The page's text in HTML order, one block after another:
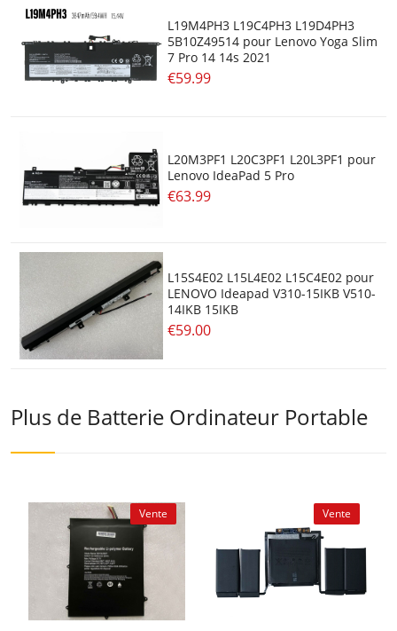
L19M4PH3 L19C4PH3 L19D4PH3
5B10Z49514 pour Lenovo Yoga Slim
7 Pro 14 14s 2021
€59.99
L20M3PF1 L20C3PF1 L20L3PF1 pour
Lenovo IdeaPad 5 Pro
€63.99
L15S4E02 L15L4E02 L15C4E02 pour
LENOVO Ideapad V310-15IKB V510-
14IKB 15IKB
€59.00
Plus de Batterie Ordinateur Portable
Vente Vente